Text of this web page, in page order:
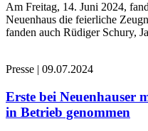
Am Freitag, 14. Juni 2024,
Neuenhaus die feierliche
fanden auch Rüdiger Schury,
Presse | 09.07.2024
Erste bei Neuenhauser
in Betrieb genommen